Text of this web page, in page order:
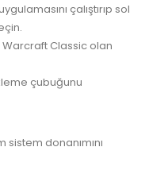
çalıştırıp sol
Classic olan
çubuğunu
donanımını